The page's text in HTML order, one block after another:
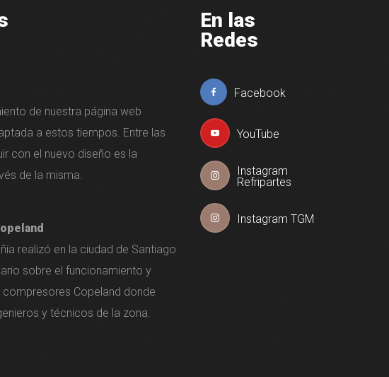
de nuestra página web
a estos tiempos. Entre las
con el nuevo diseño es la
de la misma.
realizó en la ciudad de Santiago
sobre el funcionamiento y
Copeland donde
y técnicos de la zona.
En las
Redes
Facebook
YouTube
Instagram
Refripartes
Instagram TGM